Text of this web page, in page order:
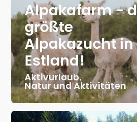
Alpakafarm -
größte
Alpakazucht in
Estland!
Aktivurlaub,
Natur und Aktivitäten